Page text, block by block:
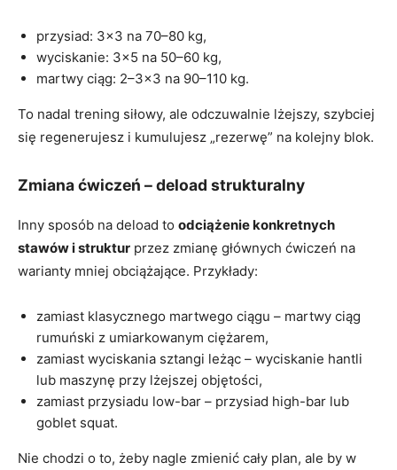
przysiad: 3×3 na 70–80 kg,
wyciskanie: 3×5 na 50–60 kg,
martwy ciąg: 2–3×3 na 90–110 kg.
To nadal trening siłowy, ale odczuwalnie lżejszy, szybciej
się regenerujesz i kumulujesz „rezerwę” na kolejny blok.
Zmiana ćwiczeń – deload strukturalny
Inny sposób na deload to odciążenie konkretnych
stawów i struktur przez zmianę głównych ćwiczeń na
warianty mniej obciążające. Przykłady:
zamiast klasycznego martwego ciągu – martwy ciąg
rumuński z umiarkowanym ciężarem,
zamiast wyciskania sztangi leżąc – wyciskanie hantli
lub maszynę przy lżejszej objętości,
zamiast przysiadu low-bar – przysiad high-bar lub
goblet squat.
Nie chodzi o to, żeby nagle zmienić cały plan, ale by w